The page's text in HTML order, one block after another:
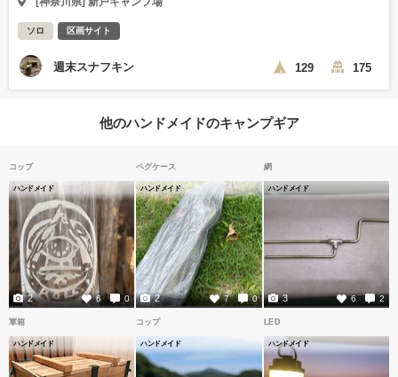
ソロ 区画サイト
週末スナフキン 129 175
他のハンドメイドのキャンプギア
コップ
ハンドメイド
6 0
2
ペグケース
ハンドメイド
7 0
2
網
ハンドメイド
6 2
3
軍箱
ハンドメイド
コップ
ハンドメイド
LED
ハンドメイド